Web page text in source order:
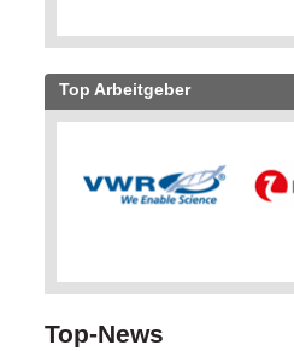
Top Arbeitgeber
Top-News